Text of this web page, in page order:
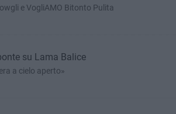
e VogliAMO Bitonto Pulita
su Lama Balice
a cielo aperto»